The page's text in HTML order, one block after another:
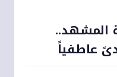
المشهد..
عاطفياً